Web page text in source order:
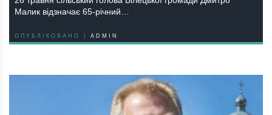
Малик відзначає 65-річний…
ОПУБЛІКОВАНО | ADMIN